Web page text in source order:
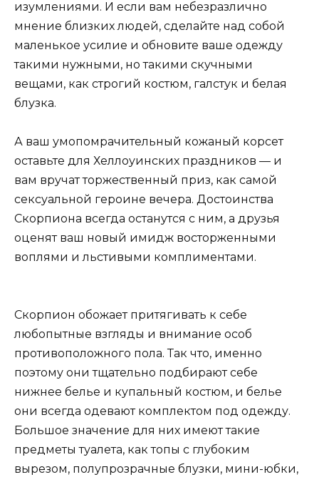
изумлениями. И если вам небезразлично
мнение близких людей, сделайте над собой
маленькое усилие и обновите ваше одежду
такими нужными, но такими скучными
вещами, как строгий костюм, галстук и белая
блузка.
А ваш умопомрачительный кожаный корсет
оставьте для Хеллоуинских праздников — и
вам вручат торжественный приз, как самой
сексуальной героине вечера. Достоинства
Скорпиона всегда останутся с ним, а друзья
оценят ваш новый имидж восторженными
воплями и льстивыми комплиментами.
Скорпион обожает притягивать к себе
любопытные взгляды и внимание особ
противоположного пола. Так что, именно
поэтому они тщательно подбирают себе
нижнее белье и купальный костюм, и белье
они всегда одевают комплектом под одежду.
Большое значение для них имеют такие
предметы туалета, как топы с глубоким
вырезом, полупрозрачные блузки, мини-юбки,